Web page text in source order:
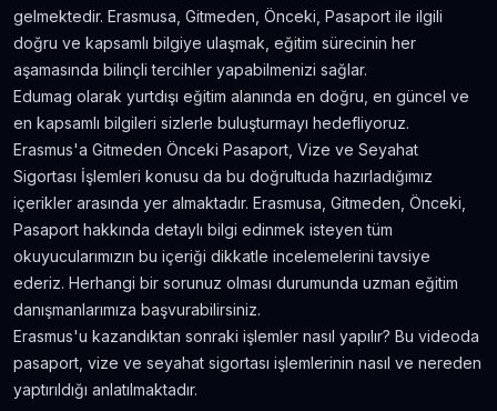
gelmektedir. Erasmusa, Gitmeden, Önceki, Pasaport ile ilgili
doğru ve kapsamlı bilgiye ulaşmak, eğitim sürecinin her
aşamasında bilinçli tercihler yapabilmenizi sağlar.
Edumag olarak yurtdışı eğitim alanında en doğru, en güncel ve
en kapsamlı bilgileri sizlerle buluşturmayı hedefliyoruz.
Erasmus'a Gitmeden Önceki Pasaport, Vize ve Seyahat
Sigortası İşlemleri konusu da bu doğrultuda hazırladığımız
içerikler arasında yer almaktadır. Erasmusa, Gitmeden, Önceki,
Pasaport hakkında detaylı bilgi edinmek isteyen tüm
okuyucularımızın bu içeriği dikkatle incelemelerini tavsiye
ederiz. Herhangi bir sorunuz olması durumunda uzman eğitim
danışmanlarımıza başvurabilirsiniz.
Erasmus'u kazandıktan sonraki işlemler nasıl yapılır? Bu videoda
pasaport, vize ve seyahat sigortası işlemlerinin nasıl ve nereden
yaptırıldığı anlatılmaktadır.